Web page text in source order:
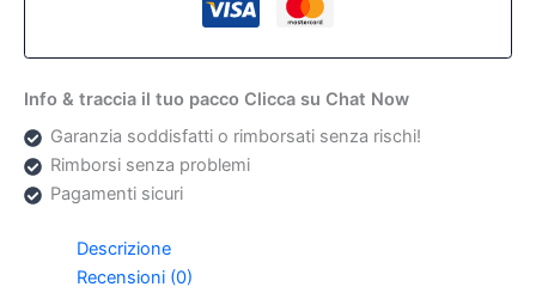
Info & traccia il tuo pacco Clicca su Chat Now
Garanzia soddisfatti o rimborsati senza rischi!
Rimborsi senza problemi
Pagamenti sicuri
Descrizione
Recensioni (0)